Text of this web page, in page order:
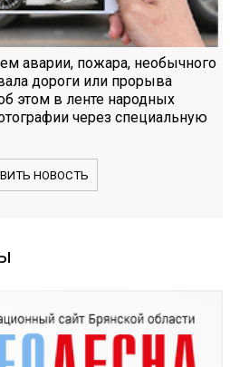
аварии, пожара, необычного
дороги или прорыва
этом в ленте народных
через специальную
НОВОСТЬ